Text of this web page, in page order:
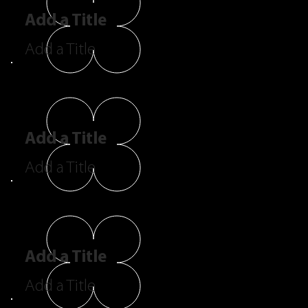
Add a Title
Add a Title
Add a Title
Add a Title
Add a Title
Add a Title